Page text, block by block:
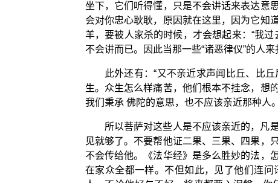
坐下，它们听得懂，只是不会讲话来表达意
会对你忠心耿耿，原因就在这里，因为它知
羊，要被人家杀的时候，才会想起来：“我
不会讲而已。因此当那一些“诸恶律仪”的人
此外还有：“又不亲近求声闻比丘、比
生。众生怎么样痛苦，他们根本不挂念，想
我们秉承 佛陀的意思，也不应该亲近那种人
所以菩萨对这些人是不应该亲近的，凡
见就够了。不要帮他证二果、三果、四果，
不会传给他。《法华经》是多么胜妙的法，
在家众全都一样。不但如此，见了他们连